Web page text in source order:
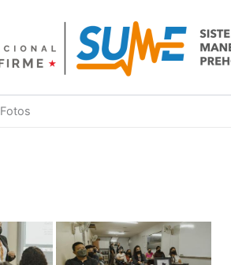
Fotos